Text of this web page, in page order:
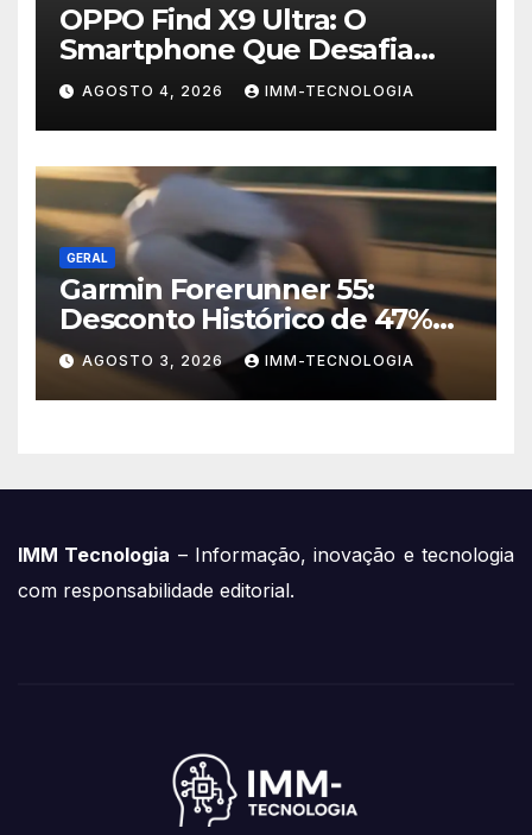
OPPO Find X9 Ultra: O
Smartphone Que Desafia
Câmeras Profissionais com
200MP e Tecnologia
Hasselblad
AGOSTO 4, 2026 IMM-TECNOLOGIA
GERAL
Garmin Forerunner 55:
Desconto Histórico de 47%
no Smartwatch Essencial
para Corredores!
AGOSTO 3, 2026 IMM-TECNOLOGIA
IMM Tecnologia – Informação, inovação e tecnologia
com responsabilidade editorial.